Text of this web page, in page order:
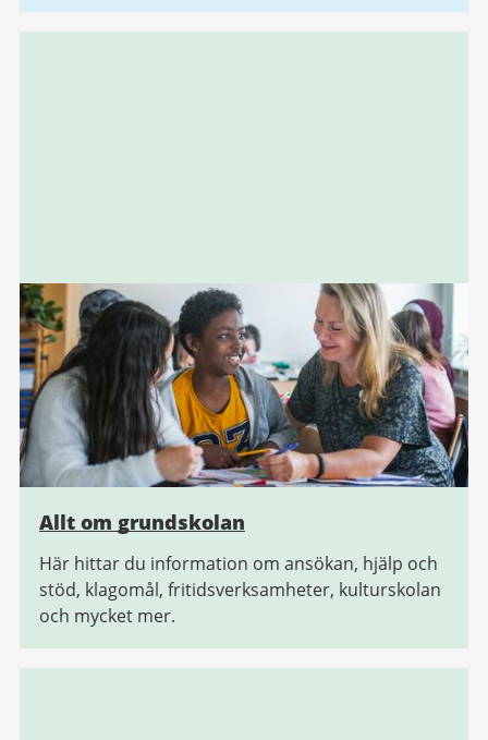
Allt om grundskolan
Här hittar du information om ansökan, hjälp och
stöd, klagomål, fritidsverksamheter, kulturskolan
och mycket mer.